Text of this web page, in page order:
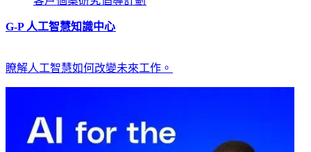
G-P 人工智慧知識中心​​
瞭解人工智慧如何改變未來工作。​​